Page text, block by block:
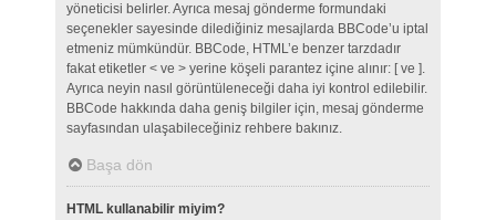
yöneticisi belirler. Ayrıca mesaj gönderme formundaki
seçenekler sayesinde dilediğiniz mesajlarda BBCode’u iptal
etmeniz mümkündür. BBCode, HTML’e benzer tarzdadır
fakat etiketler < ve > yerine köşeli parantez içine alınır: [ ve ].
Ayrıca neyin nasıl görüntüleneceği daha iyi kontrol edilebilir.
BBCode hakkında daha geniş bilgiler için, mesaj gönderme
sayfasından ulaşabileceğiniz rehbere bakınız.
Başa dön
HTML kullanabilir miyim?